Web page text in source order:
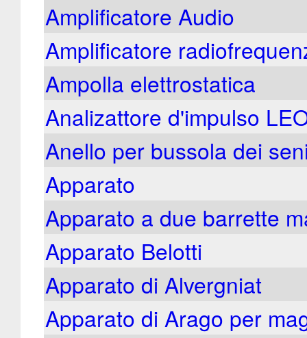
Amplificatore Audio
Amplificatore
Ampolla elettrostatica
Analizattore d'impulso
Anello per bussola dei
Apparato
Apparato a due barrette
Apparato Belotti
Apparato di Alvergniat
Apparato di Arago per